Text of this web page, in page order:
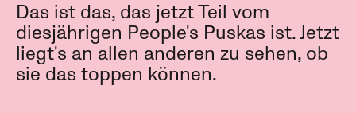
Das ist das, das jetzt Teil vom
diesjährigen People's Puskas ist. Jetzt
liegt's an allen anderen zu sehen, ob
sie das toppen können.